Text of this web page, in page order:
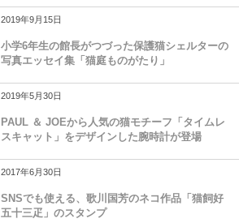
2019年9月15日
小学6年生の館長がつづった保護猫シェルターの
写真エッセイ集「猫庭ものがたり」
2019年5月30日
PAUL ＆ JOEから人気の猫モチーフ「タイムレ
スキャット」をデザインした腕時計が登場
2017年6月30日
SNSでも使える、歌川国芳のネコ作品「猫飼好
五十三疋」のスタンプ